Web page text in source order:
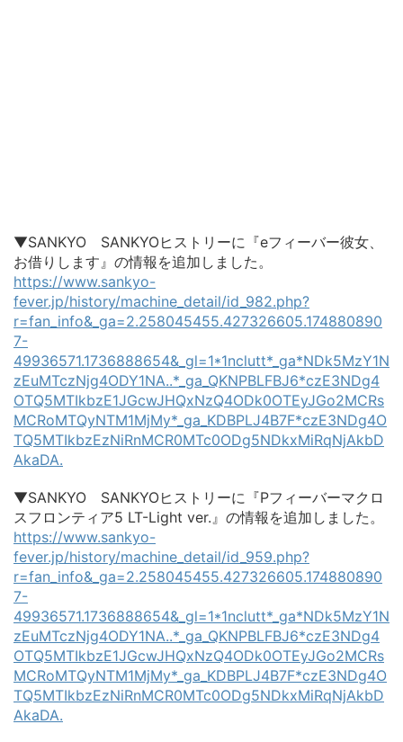
▼SANKYO SANKYOヒストリーに『eフィーバー彼女、
お借りします』の情報を追加しました。
https://www.sankyo-
fever.jp/history/machine_detail/id_982.php?
r=fan_info&_ga=2.258045455.427326605.174880890
7-
49936571.1736888654&_gl=1*1nclutt*_ga*NDk5MzY1N
zEuMTczNjg4ODY1NA..*_ga_QKNPBLFBJ6*czE3NDg4
OTQ5MTIkbzE1JGcwJHQxNzQ4ODk0OTEyJGo2MCRs
MCRoMTQyNTM1MjMy*_ga_KDBPLJ4B7F*czE3NDg4O
TQ5MTIkbzEzNiRnMCR0MTc0ODg5NDkxMiRqNjAkbD
AkaDA.
▼SANKYO SANKYOヒストリーに『Pフィーバーマクロ
スフロンティア5 LT-Light ver.』の情報を追加しました。
https://www.sankyo-
fever.jp/history/machine_detail/id_959.php?
r=fan_info&_ga=2.258045455.427326605.174880890
7-
49936571.1736888654&_gl=1*1nclutt*_ga*NDk5MzY1N
zEuMTczNjg4ODY1NA..*_ga_QKNPBLFBJ6*czE3NDg4
OTQ5MTIkbzE1JGcwJHQxNzQ4ODk0OTEyJGo2MCRs
MCRoMTQyNTM1MjMy*_ga_KDBPLJ4B7F*czE3NDg4O
TQ5MTIkbzEzNiRnMCR0MTc0ODg5NDkxMiRqNjAkbD
AkaDA.